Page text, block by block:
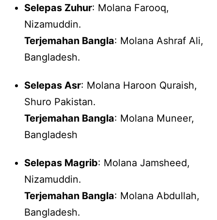
Selepas Zuhur: Molana Farooq,
Nizamuddin.
Terjemahan Bangla: Molana Ashraf Ali,
Bangladesh.
Selepas Asr: Molana Haroon Quraish,
Shuro Pakistan.
Terjemahan Bangla: Molana Muneer,
Bangladesh
Selepas Magrib: Molana Jamsheed,
Nizamuddin.
Terjemahan Bangla: Molana Abdullah,
Bangladesh.